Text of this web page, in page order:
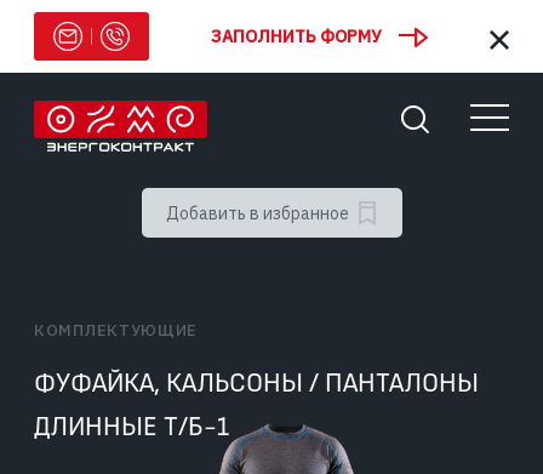
Добавить в избранное
КОМПЛЕКТУЮЩИЕ
ФУФАЙКА, КАЛЬСОНЫ / ПАНТАЛОНЫ
ДЛИННЫЕ Т/Б-1
ЗАПОЛНИТЬ ФОРМУ